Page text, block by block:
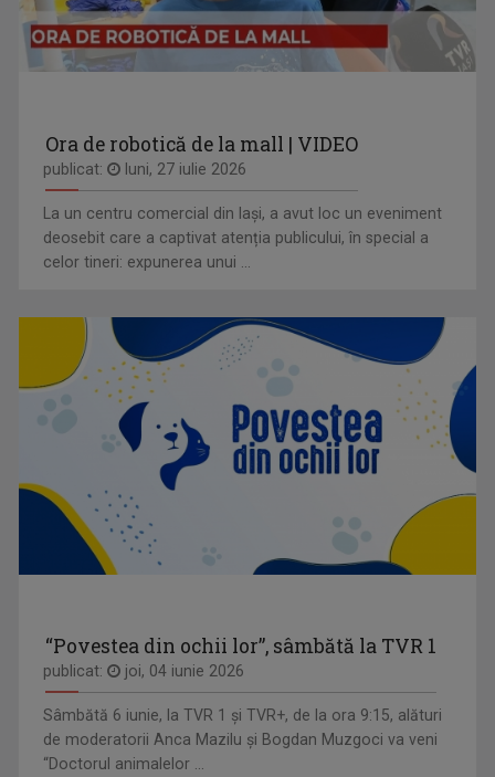
Ora de robotică de la mall | VIDEO
publicat: luni, 27 iulie 2026
La un centru comercial din Iași, a avut loc un eveniment
deosebit care a captivat atenția publicului, în special a
celor tineri: expunerea unui ...
“Povestea din ochii lor”, sâmbătă la TVR 1
publicat: joi, 04 iunie 2026
Sâmbătă 6 iunie, la TVR 1 și TVR+, de la ora 9:15, alături
de moderatorii Anca Mazilu şi Bogdan Muzgoci va veni
“Doctorul animalelor ...